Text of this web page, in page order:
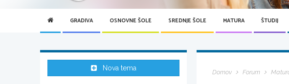
GRADIVA OSNOVNE ŠOLE SREDNJE ŠOLE MATURA ŠTUDIJ
Domov Forum
Nova tema